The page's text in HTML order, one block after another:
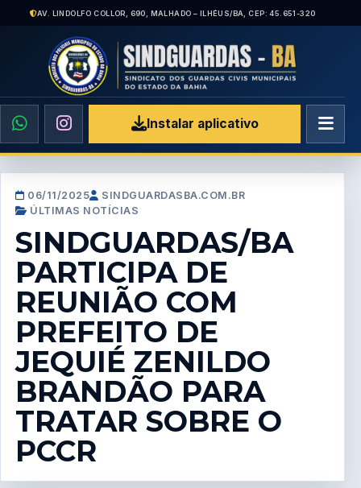
AV. LINDOLFO COLLOR, 690, MALHADO – ILHÉUS/BA, CEP: 45.651-320
Instalar aplicativo
06/11/2025
SINDGUARDASBA.COM.BR
ÚLTIMAS NOTÍCIAS
SINDGUARDAS/BA
PARTICIPA DE
REUNIÃO COM
PREFEITO DE
JEQUIÉ ZENILDO
BRANDÃO PARA
TRATAR SOBRE O
PCCR